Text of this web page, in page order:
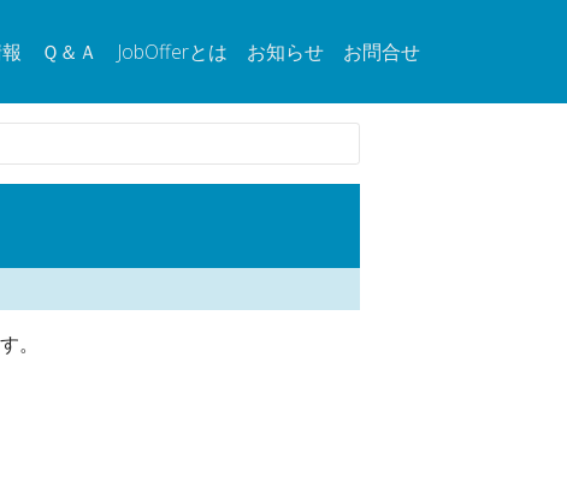
Ｑ＆Ａ JobOfferとは お知らせ お問合せ
。